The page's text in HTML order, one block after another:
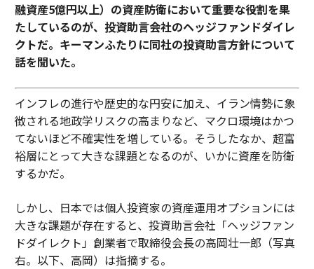
融資産5億円以上）の資産防衛において重要な役割を果
たしているのが、投資助言会社のヘッジファンドダイレ
クトだ。キーマンふたりに同社の投資助言方針について
話を聞いた。
インフレの進行や歴史的な円安に加え、イラン情勢に象
徴される地政学リスクの高まりなど、マクロ環境はかつ
てないほど不確実性を増している。そうしたなか、超富
裕層にとって大きな課題となるのが、いかに資産を防衛
するかだ。
しかし、日本では個人投資家の資産運用オプションには
大きな課題が存在すると、投資助言会社「ヘッジファン
ドダイレクト」創業者で取締役会長の高岡壮一郎（写真
右。以下、高岡）は指摘する。